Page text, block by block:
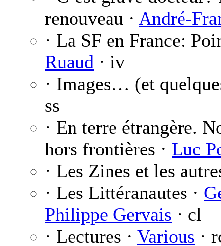
renouveau · André-
· La SF en France:
Ruaud · iv
· Images… (et
ss
· En terre étrangère.
hors frontières · Luc
· Les Zines et les
· Les Littéranautes ·
Philippe Gervais · cl
· Lectures · Various ·